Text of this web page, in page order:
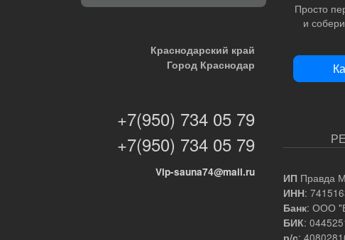
Краснодарский край
Город Краснодар
+7(950) 734 05 79
+7(950) 734 05 79
Vip-sauna74@mail.ru
Просто
и
ИП Правда
ИНН:
Банк: ООО
БИК:
: